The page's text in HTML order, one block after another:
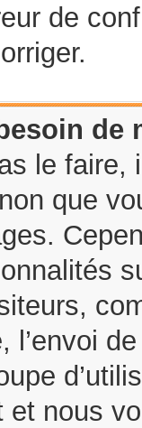
de
de
le faire,
que
l’envoi
et nous